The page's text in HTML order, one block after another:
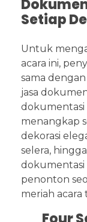
Setiap
Untuk
acara ini,
sama dengan
jasa
dokumentasi
menangkap
dekorasi
selera,
dokumentasi
penonton
meriah acara